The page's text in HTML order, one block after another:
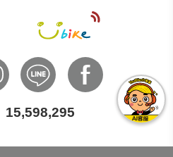
加入我們
15,598,295